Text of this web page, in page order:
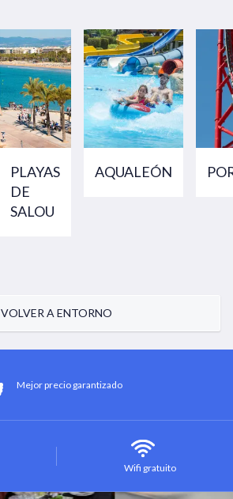
PLAYAS
DE
SALOU
AQUALEÓN
VOLVER A ENTORNO
Mejor precio garantizado
Wifi gratuito